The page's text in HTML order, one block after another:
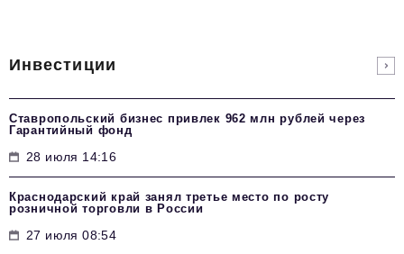
Инвестиции
Ставропольский бизнес привлек 962 млн рублей через
Гарантийный фонд
28 июля 14:16
Краснодарский край занял третье место по росту
розничной торговли в России
27 июля 08:54